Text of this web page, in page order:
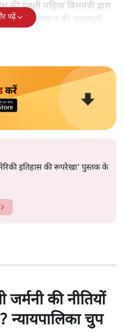
पहली महिला वित्तमंत्री द्वारा
अपनी सरकार की महत्वपूर्ण
पढ़ें
करें
इतिहास की रूपरेखा' पुस्तक के
जर्मनी की नीतियों
न्यायपालिका चुप